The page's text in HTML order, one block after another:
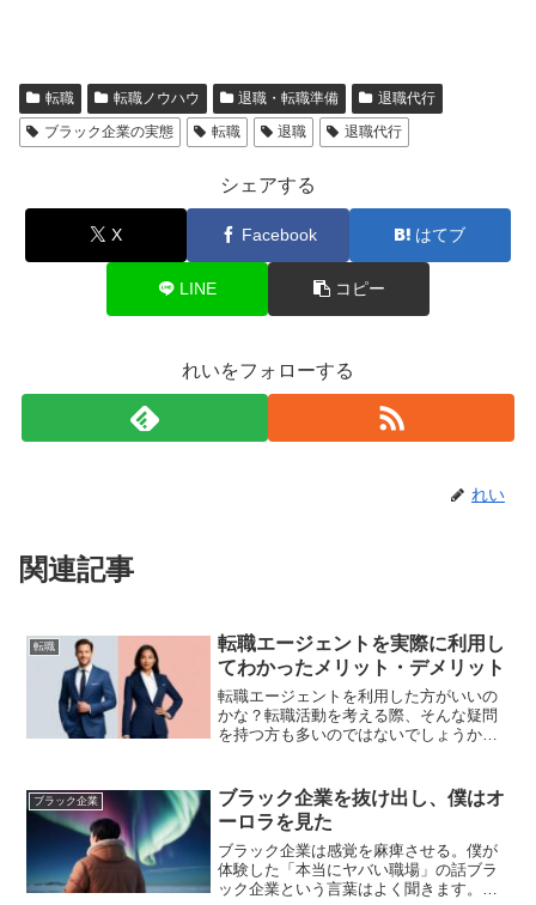
転職 転職ノウハウ 退職・転職準備
退職代行
ブラック企業の実態
転職 退職 退職代行
シェアする
X Facebook はてブ
LINE コピー
れいをフォローする
れい
関連記事
転職
転職エージェントを実際に利用し
てわかったメリット・デメリット
転職エージェントを利用した方がいいの
かな？転職活動を考える際、そんな疑問
を持つ方も多いのではないでしょうか。
「希望と違う求人ばかり紹介された…」
という不満の声もあります...
ブラック企業
ブラック企業を抜け出し、僕はオ
ーロラを見た
ブラック企業は感覚を麻痺させる。僕が
体験した「本当にヤバい職場」の話ブラ
ック企業という言葉はよく聞きます。し